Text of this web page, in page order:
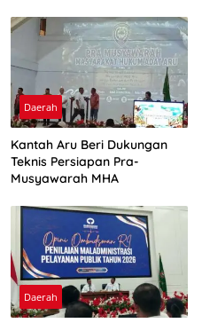
Daerah
Kantah Aru Beri Dukungan
Teknis Persiapan Pra-
Musyawarah MHA
Daerah